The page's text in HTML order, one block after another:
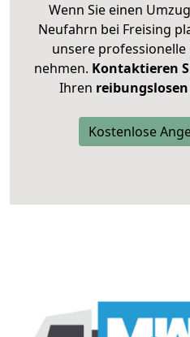
Wenn Sie einen
Neufahrn bei Freising
unsere
nehmen. Kontaktieren
Ihren
Kostenlose